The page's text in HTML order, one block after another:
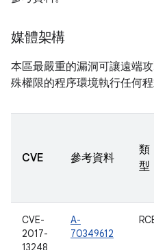
媒體架構
本區最嚴重的漏洞可讓遠端
殊權限的程序環境執行任何程
CVE 參考資料
類
型
CVE-
2017-
13248
A-
70349612